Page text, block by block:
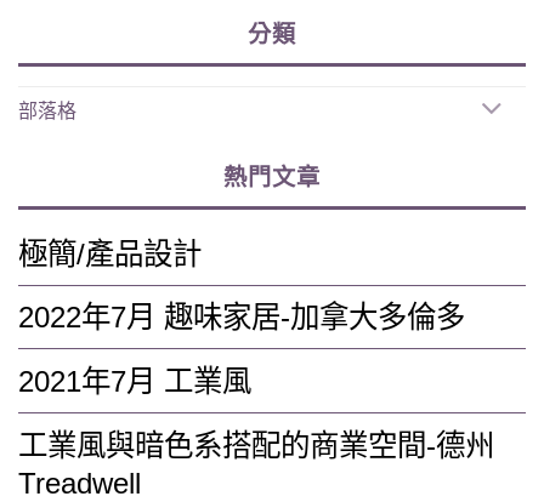
分類
部落格
熱門文章
極簡/產品設計
2022年7月 趣味家居-加拿大多倫多
2021年7月 工業風
工業風與暗色系搭配的商業空間-德州
Treadwell